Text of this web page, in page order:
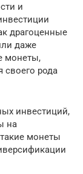
и
драгоценные
даже
монеты,
своего рода
инвестиций,
на
монеты